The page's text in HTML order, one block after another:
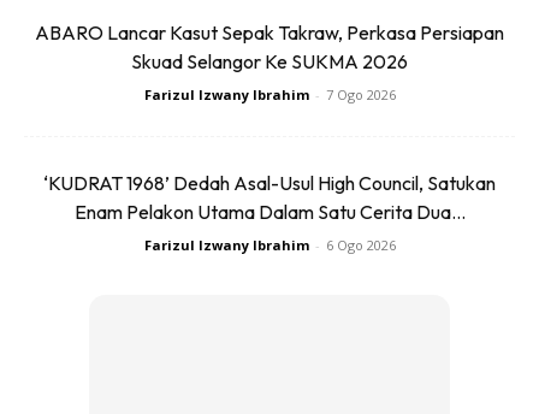
peralatan dan perkakasan gunting rambut yang lebih bagus
dan memberikan keselesaan kepada pelanggannya.
rosak, malah ada pelanggan merungut mesin yang saya
guna bunyi kuat sangat dan panas.
ABARO Lancar Kasut Sepak Takraw, Perkasa Persiapan
Skuad Selangor Ke SUKMA 2026
Farizul Izwany Ibrahim - 7 Ogo 2026
‘KUDRAT 1968’ Dedah Asal-Usul High Council, Satukan
Enam Pelakon Utama Dalam Satu Cerita Dua...
Farizul Izwany Ibrahim - 6 Ogo 2026